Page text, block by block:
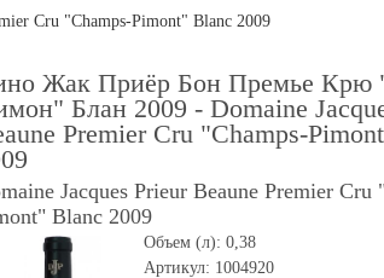
Cru "Champs-Pimont" Blanc 2009
Жак Приёр Бон Премье
Блан 2009 - Domaine
Premier Cru "Champs-
Jacques Prieur Beaune Premier Cru
Blanc 2009
Объем (л): 0,38
Артикул: 1004920